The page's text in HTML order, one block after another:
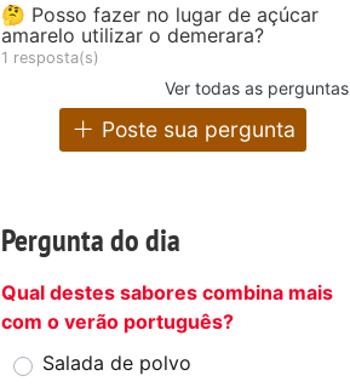
🤔 Posso fazer no lugar de açúcar
amarelo utilizar o demerara?
1 resposta(s)
Ver todas as perguntas
Poste sua pergunta
Pergunta do dia
Qual destes sabores combina mais
com o verão português?
Salada de polvo